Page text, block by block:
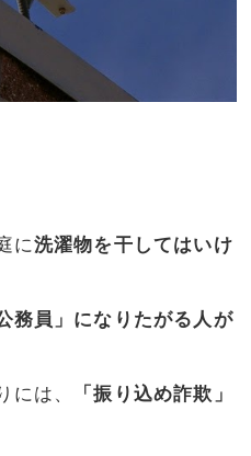
に洗濯物を干してはいけ
公務員」になりたがる人が
には、
「振り込め詐欺」